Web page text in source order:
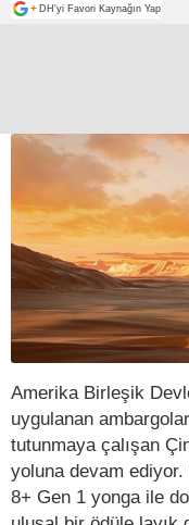
+ DH'yi Favori Kaynağın Yap
Amerika Birleşik
uygulanan
tutunmaya çalışan
yoluna devam
8+ Gen 1 yonga ile